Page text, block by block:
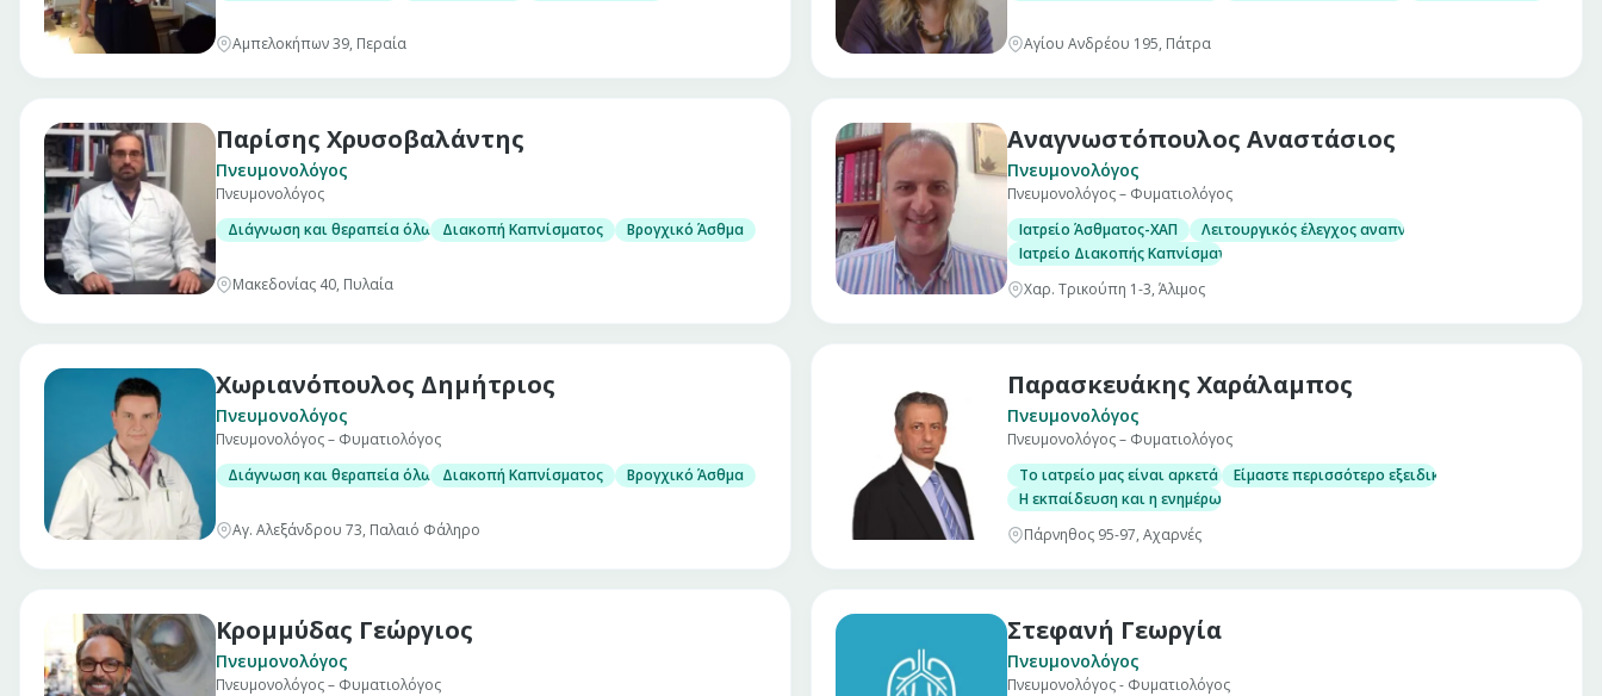
Αμπελοκήπων 39, Περαία Αγίου Ανδρέου 195, Πάτρα
Παρίσης Χρυσοβαλάντης
Πνευμονολόγος
Πνευμονολόγος
Διάγνωση και θεραπεία όλων των πνευμονολογικών παθήσεων
Διακοπή Καπνίσματος Βρογχικό Άσθμα
Μακεδονίας 40, Πυλαία
Αναγνωστόπουλος Αναστάσιος
Πνευμονολόγος
Πνευμονολόγος – Φυματιολόγος
Ιατρείο Άσθματος-ΧΑΠ
Λειτουργικός έλεγχος αναπνοής
Ιατρείο Διακοπής Καπνίσματος
Χαρ. Τρικούπη 1-3, Άλιμος
Χωριανόπουλος Δημήτριος
Πνευμονολόγος
Πνευμονολόγος – Φυματιολόγος
Διάγνωση και θεραπεία όλων των πνευμονολογικών παθήσεων
Διακοπή Καπνίσματος Βρογχικό Άσθμα
Αγ. Αλεξάνδρου 73, Παλαιό Φάληρο
Παρασκευάκης Χαράλαμπος
Πνευμονολόγος
Πνευμονολόγος – Φυματιολόγος
Το ιατρείο μας είναι αρκετά οργανωμένο και λειτουργικό,όπως και τα
Είμαστε περισσότερο εξειδικευμένοι στις
Η εκπαίδευση και η ενημέρωση των ασθενών μας,προφορική και γραπτή, είναι
Πάρνηθος 95-97, Αχαρνές
Κρομμύδας Γεώργιος
Πνευμονολόγος
Πνευμονολόγος – Φυματιολόγος
Στεφανή Γεωργία
Πνευμονολόγος
Πνευμονολόγος - Φυματιολόγος